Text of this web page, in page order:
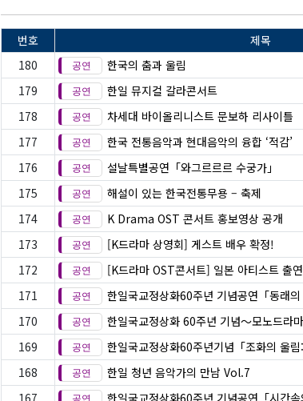
번호 제목
180
한국의 춤과 울림
179
한일 뮤지컬 갈라콘서트
178
차세대 바이올리니스트 문보하 리사이틀
177
한국 전통음악과 현대음악의 융합 ‘적감’
176
설날특별공연「와그르르르 수궁가」
175
해설이 있는 한국전통무용 – 축제
174
K Drama OST 콘서트 홍보영상 공개
173
[K드라마 상영회] 게스트 배우 확정!
172
[K드라마 OST콘서트] 일본 아티스트 출연
171
한일국교정상화60주년 기념공연「동래의
170
한일국교정상화 60주년 기념〜모노드라
169
한일국교정상화60주년기념「조화의 울림
168
한일 청년 음악가의 만남 Vol.7
167
한일국교정상화60주년 기념공연「시간속